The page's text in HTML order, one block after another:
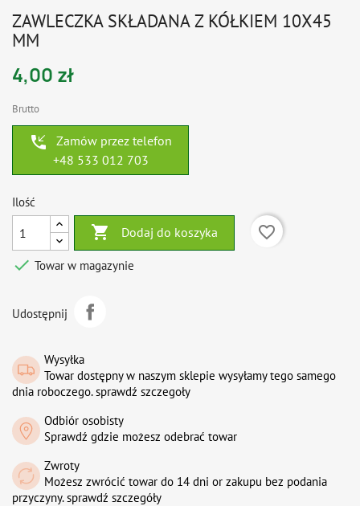
ZAWLECZKA SKŁADANA Z KÓŁKIEM 10X45
MM
4,00 zł
Brutto
phone_callback
Zamów przez telefon
+48 533 012 703
Ilość
 Dodaj do koszyka
favorite_border
 Towar w magazynie
Udostępnij
Wysyłka
Towar dostępny w naszym sklepie wysyłamy tego samego
dnia roboczego. sprawdź szczegoły
Odbiór osobisty
Sprawdź gdzie możesz odebrać towar
Zwroty
Możesz zwrócić towar do 14 dni or zakupu bez podania
przyczyny. sprawdź szczegóły